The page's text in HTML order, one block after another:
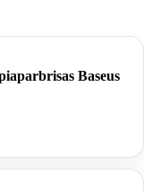
Baseus